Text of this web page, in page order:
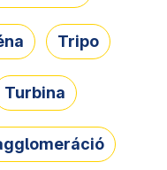
Tripo
Turbina